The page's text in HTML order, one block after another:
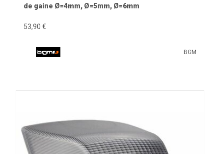
de gaine Ø=4mm, Ø=5mm, Ø=6mm
53,90 €
BGM